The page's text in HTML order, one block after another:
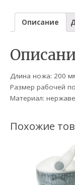
Описание
Длина ножа: 200
Размер рабочей
Материал:
Похожие